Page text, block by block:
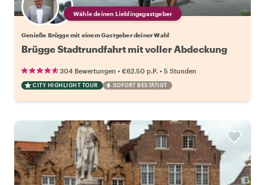
Wähle deinen Lieblingsgastgeber
Genieße Brügge mit einem Gastgeber deiner Wahl
Brügge Stadtrundfahrt mit voller Abdeckung
304 Bewertungen • €62.50 p.P. • 5 Stunden
CITY HIGHLIGHT TOUR SOFORT BESTÄTIGT